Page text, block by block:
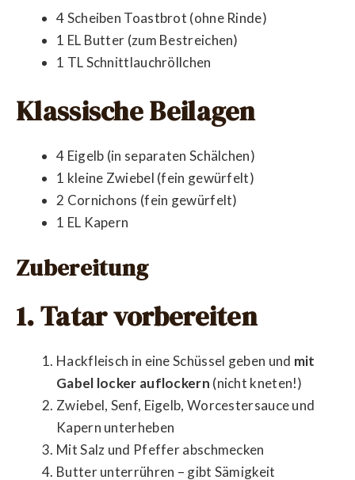
4 Scheiben Toastbrot (ohne Rinde)
1 EL Butter (zum Bestreichen)
1 TL Schnittlauchröllchen
Klassische Beilagen
4 Eigelb (in separaten Schälchen)
1 kleine Zwiebel (fein gewürfelt)
2 Cornichons (fein gewürfelt)
1 EL Kapern
Zubereitung
1. Tatar vorbereiten
Hackfleisch in eine Schüssel geben und mit
Gabel locker auflockern (nicht kneten!)
Zwiebel, Senf, Eigelb, Worcestersauce und
Kapern unterheben
Mit Salz und Pfeffer abschmecken
Butter unterrühren – gibt Sämigkeit